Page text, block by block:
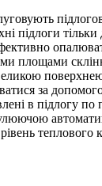
підлоги тільки
площами
за
в підлогу
теплового